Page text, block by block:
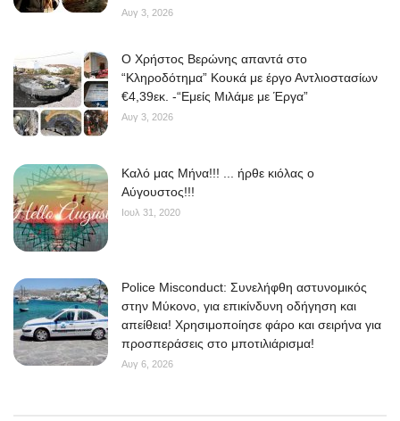
Αυγ 3, 2026
O Χρήστος Βερώνης απαντά στο
“Κληροδότημα” Κουκά με έργο Αντλιοστασίων
€4,39εκ. -“Εμείς Μιλάμε με Έργα”
Αυγ 3, 2026
Kαλό μας Μήνα!!! ... ήρθε κιόλας ο
Αύγουστος!!!
Ιουλ 31, 2020
Police Misconduct: Συνελήφθη αστυνομικός
στην Μύκονο, για επικίνδυνη οδήγηση και
απείθεια! Χρησιμοποίησε φάρο και σειρήνα για
προσπεράσεις στο μποτιλιάρισμα!
Αυγ 6, 2026